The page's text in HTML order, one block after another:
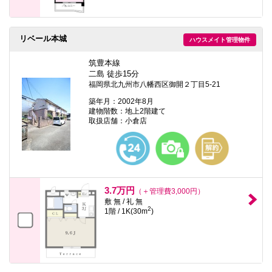
ハウスメイト管理物件
リベール本城
筑豊本線
二島 徒歩15分
福岡県北九州市八幡西区御開２丁目5-21
築年月：2002年8月
建物階数：地上2階建て
取扱店舗：小倉店
3.7万円
（＋管理費3,000円）
敷 無 / 礼 無
1階 / 1K(30m2)